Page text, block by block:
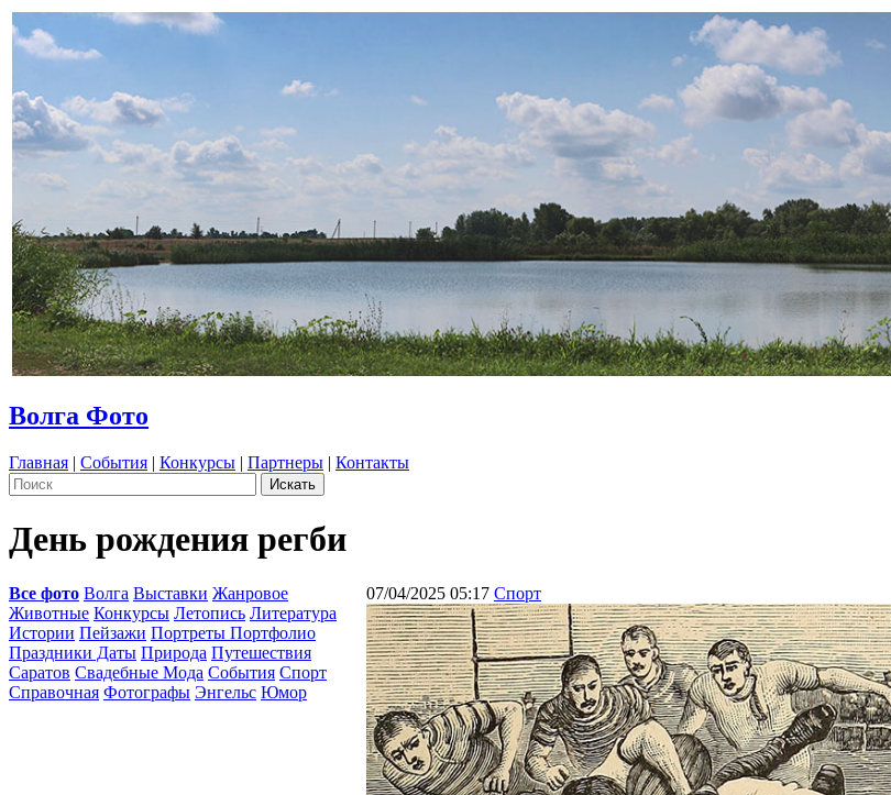
Волга Фото
Главная | События | Конкурсы | Партнеры | Контакты
День рождения регби
Все фото Волга Выставки Жанровое
Животные Конкурсы Летопись Литература
Истории Пейзажи Портреты Портфолио
Праздники Даты Природа Путешествия
Саратов Свадебные Мода События Спорт
Справочная Фотографы Энгельс Юмор
07/04/2025 05:17 Спорт